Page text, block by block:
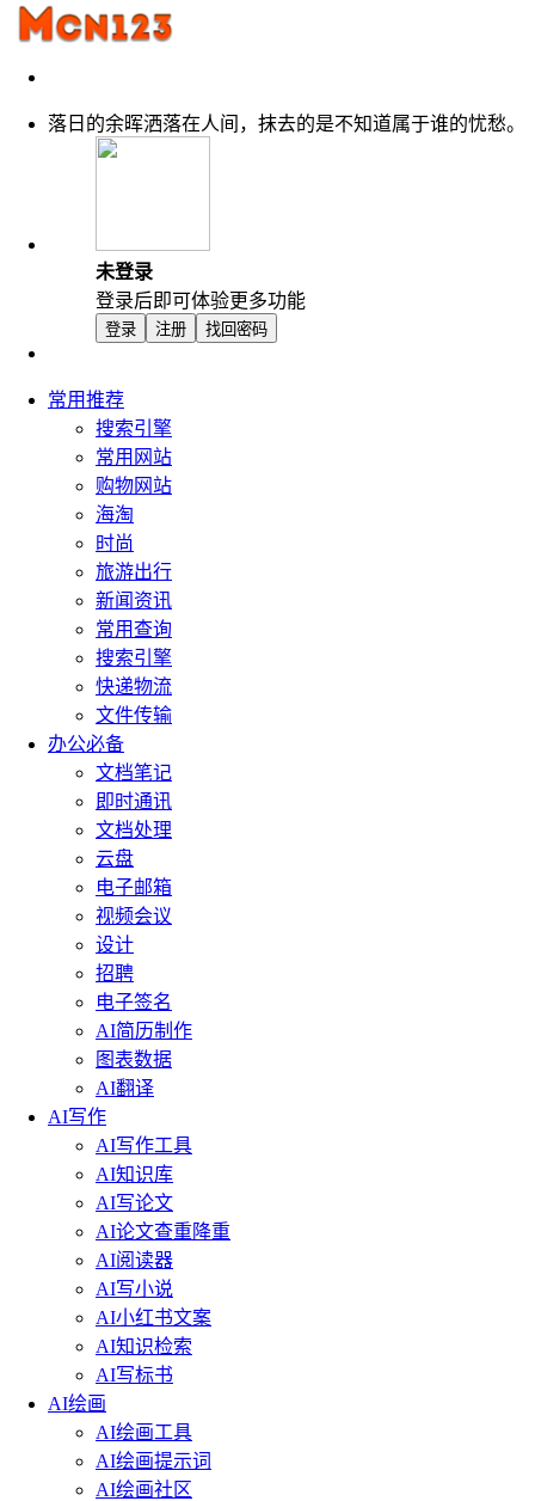
落日的余晖洒落在人间，抹去的是不知道属于谁的忧愁。
未登录
登录后即可体验更多功能
登录 注册 找回密码
常用推荐
搜索引擎
常用网站
购物网站
海淘
时尚
旅游出行
新闻资讯
常用查询
搜索引擎
快递物流
文件传输
办公必备
文档笔记
即时通讯
文档处理
云盘
电子邮箱
视频会议
设计
招聘
电子签名
AI简历制作
图表数据
AI翻译
AI写作
AI写作工具
AI知识库
AI写论文
AI论文查重降重
AI阅读器
AI写小说
AI小红书文案
AI知识检索
AI写标书
AI绘画
AI绘画工具
AI绘画提示词
AI绘画社区